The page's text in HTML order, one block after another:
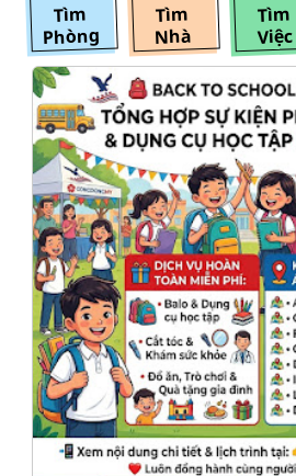
Tìm
Phòng
Tìm
Nhà
Tìm
Việc